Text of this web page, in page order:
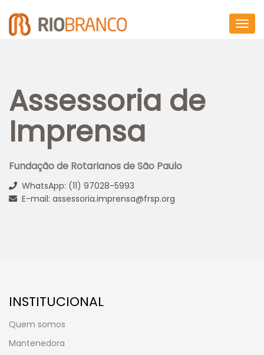
Assessoria de
Imprensa
Fundação de Rotarianos de São Paulo
WhatsApp: (11) 97028-5993
E-mail: assessoria.imprensa@frsp.org
INSTITUCIONAL
Quem somos
Mantenedora